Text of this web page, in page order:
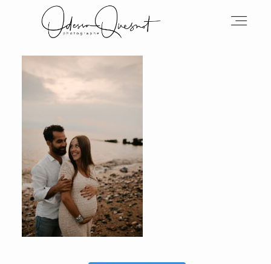
VOS MOTS D'AMOUR
BOH'AIME